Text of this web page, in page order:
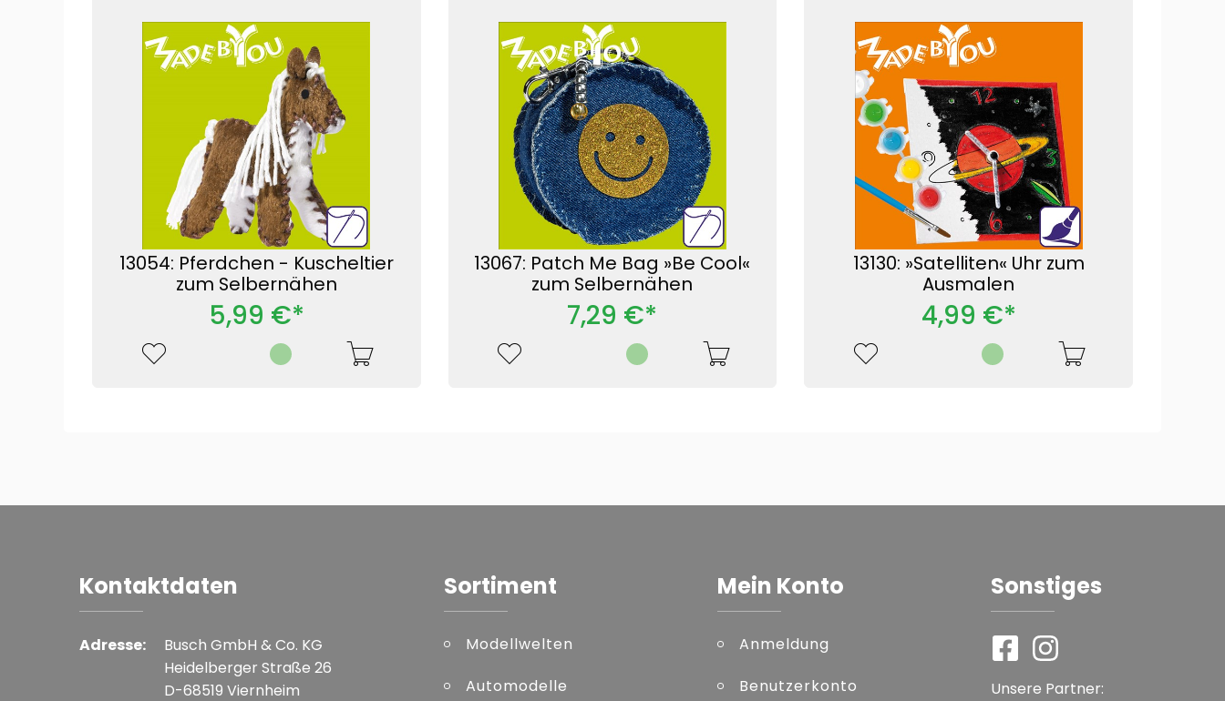
13054: Pferdchen - Kuscheltier
zum Selbernähen
5,99 €*
13067: Patch Me Bag »Be Cool«
zum Selbernähen
7,29 €*
13130: »Satelliten« Uhr zum
Ausmalen
4,99 €*
Kontaktdaten
Adresse:
Busch GmbH & Co. KG
Heidelberger Straße 26
D-68519 Viernheim
Sortiment
Modellwelten
Automodelle
Mein Konto
Anmeldung
Benutzerkonto
Sonstiges
Unsere Partner: